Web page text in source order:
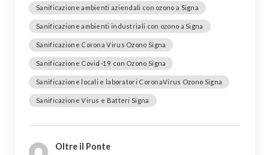
Sanificazione ambienti aziendali con ozono a Signa
Sanificazione ambienti industriali con ozono a Signa
Sanificazione Corona Virus Ozono Signa
Sanificazione Covid-19 con Ozono Signa
Sanificazione locali e laboratori CoronaVirus Ozono Signa
Sanificazione Virus e Batteri Signa
Oltre il Ponte